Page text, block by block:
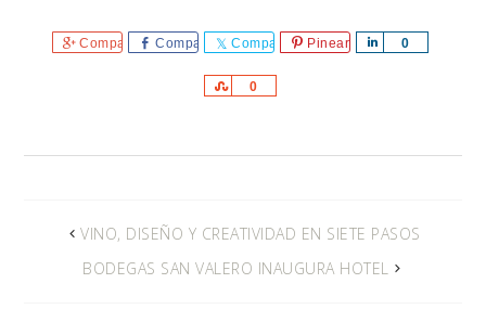
Comparte Comparte Comparte Pinear 0
Comparte
0
Comparte
VINO, DISEÑO Y CREATIVIDAD EN SIETE PASOS
BODEGAS SAN VALERO INAUGURA HOTEL